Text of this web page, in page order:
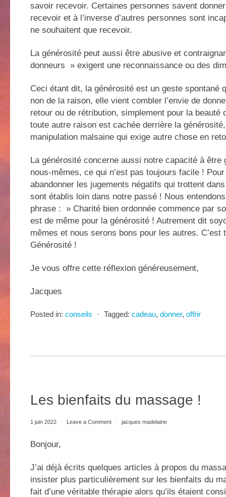
savoir recevoir. Certaines personnes savent
recevoir et à l’inverse d’autres personnes sont
ne souhaitent que recevoir.
La générosité peut aussi être abusive et
donneurs » exigent une reconnaissance ou des
Ceci étant dit, la générosité est un geste spontané
non de la raison, elle vient combler l’envie de
retour ou de rétribution, simplement pour la beauté
toute autre raison est cachée derrière la
manipulation malsaine qui exige autre chose en
La générosité concerne aussi notre capacité à être
nous-mêmes, ce qui n’est pas toujours facile !
abandonner les jugements négatifs qui trottent
sont établis loin dans notre passé ! Nous
phrase : » Charité bien ordonnée commence par
est de même pour la générosité ! Autrement dit
mêmes et nous serons bons pour les autres. C’est
Générosité !
Je vous offre cette réflexion généreusement,
Jacques
Posted in: conseils ⋅ Tagged: cadeau, donner, offrir
Les bienfaits du massage !
1 juin 2022 ⋅ Leave a Comment ⋅ jacques madelaine
Bonjour,
J’ai déjà écrits quelques articles à propos du
insister plus particulièrement sur les bienfaits du
fait d’une véritable thérapie alors qu’ils étaient